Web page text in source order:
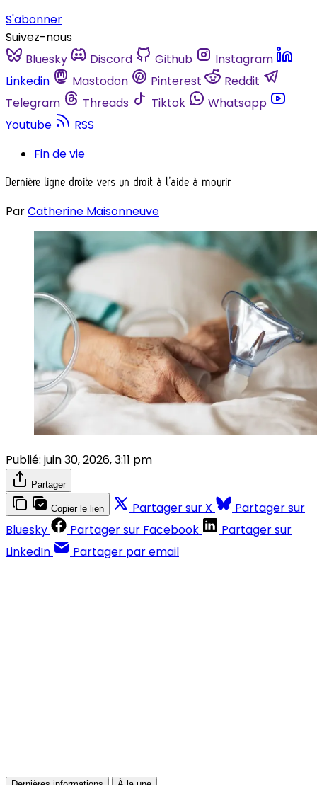
S'abonner
Suivez-nous
Bluesky
Discord Github
Instagram
Linkedin
Mastodon Pinterest
Reddit
Telegram
Threads Tiktok
Whatsapp
Youtube
RSS
Fin de vie
Dernière ligne droite vers un droit à l’aide à mourir
ParCatherine Maisonneuve
Publié: juin 30, 2026, 3:11 pm
Partager
Copier le lien Partager sur X
Partager sur
Bluesky
Partager sur Facebook
Partager sur
LinkedIn
Partager par email